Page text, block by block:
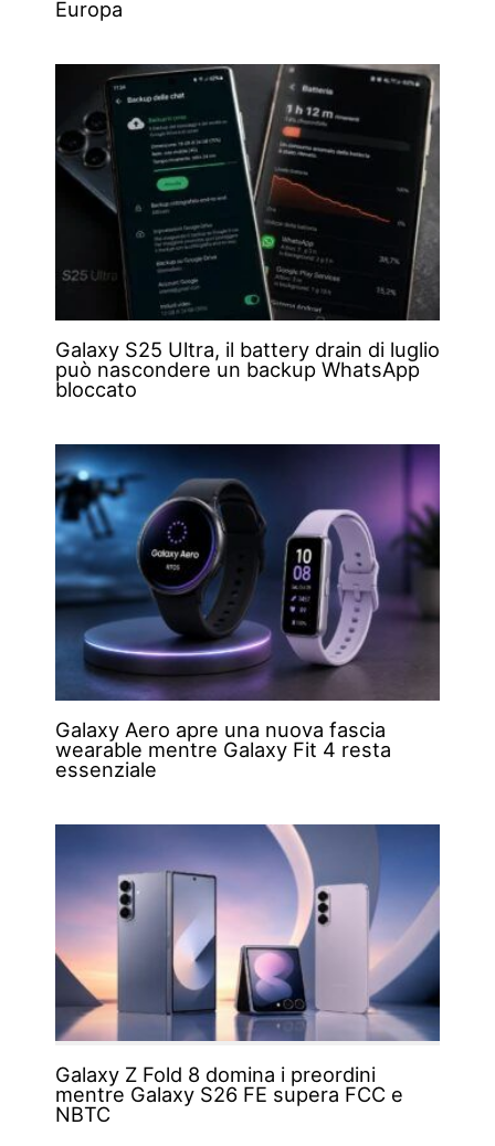
Europa
Galaxy S25 Ultra, il battery drain di luglio
può nascondere un backup WhatsApp
bloccato
Galaxy Aero apre una nuova fascia
wearable mentre Galaxy Fit 4 resta
essenziale
Galaxy Z Fold 8 domina i preordini
mentre Galaxy S26 FE supera FCC e
NBTC